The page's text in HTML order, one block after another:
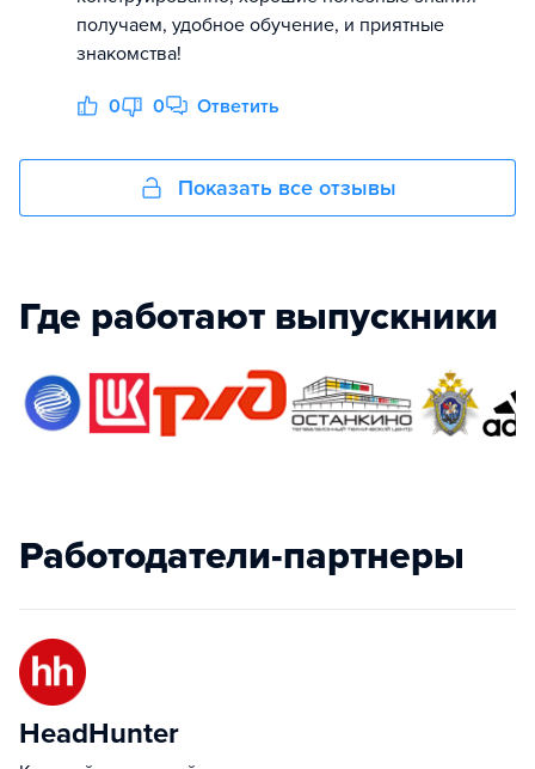
получаем, удобное обучение, и приятные
знакомства!
0 0 Ответить
Показать все отзывы
Где работают выпускники
Работодатели-партнеры
HeadHunter